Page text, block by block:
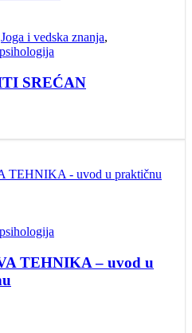
Joga i vedska znanja,
SREĆAN
TEHNIKA – uvod u